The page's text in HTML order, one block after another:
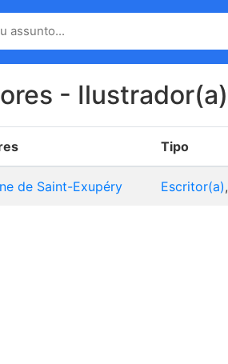
- Ilustrador(a)
Tipo
de Saint-Exupéry Escritor(a),